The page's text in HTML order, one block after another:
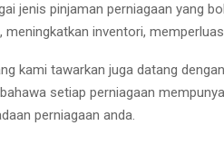
jenis pinjaman perniagaan yang
inventori,
kami tawarkan juga datang
setiap perniagaan
perniagaan anda.